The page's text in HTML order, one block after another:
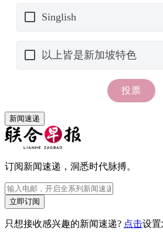
新闻速递
订阅新闻速递，洞悉时代脉搏。
立即订阅
只想接收感兴趣的新闻速递? 点击设置